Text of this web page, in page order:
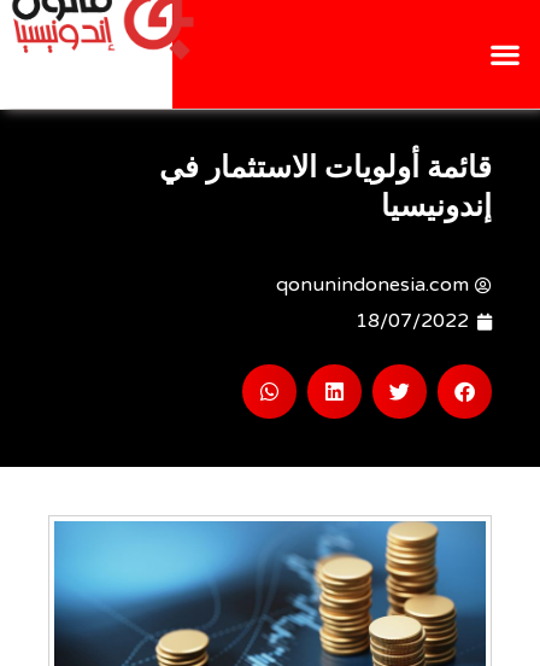
قائمة أولويات الاستثمار في
إندونيسيا
qonunindonesia.com
18/07/2022